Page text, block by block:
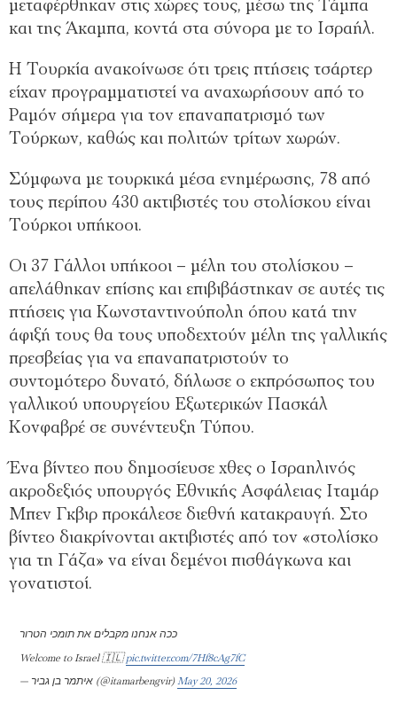
μεταφέρθηκαν στις χώρες τους, μέσω της Τάμπα
και της Άκαμπα, κοντά στα σύνορα με το Ισραήλ.
Η Τουρκία ανακοίνωσε ότι τρεις πτήσεις τσάρτερ
είχαν προγραμματιστεί να αναχωρήσουν από το
Ραμόν σήμερα για τον επαναπατρισμό των
Τούρκων, καθώς και πολιτών τρίτων χωρών.
Σύμφωνα με τουρκικά μέσα ενημέρωσης, 78 από
τους περίπου 430 ακτιβιστές του στολίσκου είναι
Τούρκοι υπήκοοι.
Οι 37 Γάλλοι υπήκοοι – μέλη του στολίσκου –
απελάθηκαν επίσης και επιβιβάστηκαν σε αυτές τις
πτήσεις για Κωνσταντινούπολη όπου κατά την
άφιξή τους θα τους υποδεχτούν μέλη της γαλλικής
πρεσβείας για να επαναπατριστούν το
συντομότερο δυνατό, δήλωσε ο εκπρόσωπος του
γαλλικού υπουργείου Εξωτερικών Πασκάλ
Κονφαβρέ σε συνέντευξη Τύπου.
Ένα βίντεο που δημοσίευσε χθες ο Ισραηλινός
ακροδεξιός υπουργός Εθνικής Ασφάλειας Ιταμάρ
Μπεν Γκβιρ προκάλεσε διεθνή κατακραυγή. Στο
βίντεο διακρίνονται ακτιβιστές από τον «στολίσκο
για τη Γάζα» να είναι δεμένοι πισθάγκωνα και
γονατιστοί.
ככה אנחנו מקבלים את תומכי הטרור
Welcome to Israel 🇮🇱pic.twitter.com/7Hf8cAg7fC
— איתמר בן גביר (@itamarbengvir)May 20, 2026